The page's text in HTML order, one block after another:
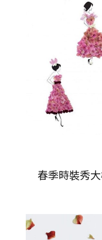
春季時裝秀